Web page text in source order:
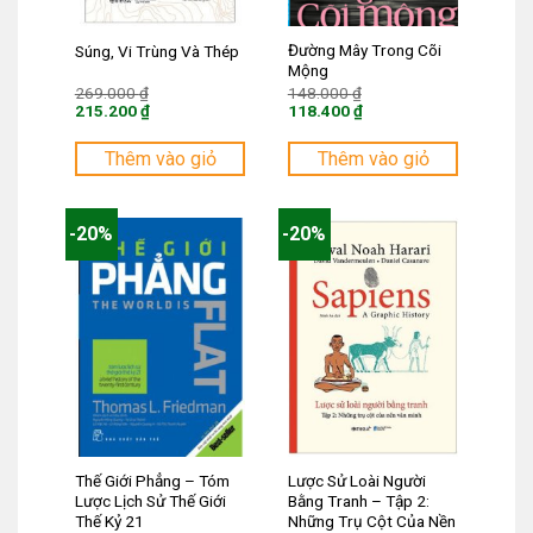
Súng, Vi Trùng Và Thép
269.000₫
269.000 ₫.
215.200₫
hiện
là:
Thêm vào giỏ
Đường Mây Trong Cõi
Mộng
148.000₫
148.000 ₫.
118.400₫
hiện
là:
Thêm vào giỏ
-20%
Thế Giới Phẳng – Tóm
Lược Lịch Sử Thế Giới
Thế Kỷ 21
-20%
Lược Sử Loài Người
Bằng Tranh – Tập 2:
Những Trụ Cột Của Nền